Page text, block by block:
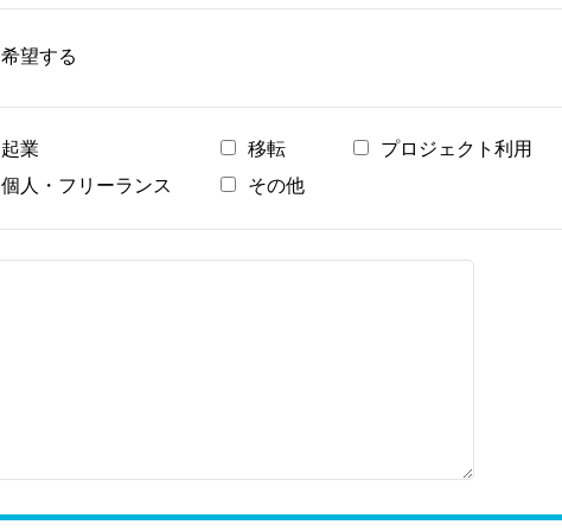
希望する
起業 移転 プロジェクト利用
個人・フリーランス
その他